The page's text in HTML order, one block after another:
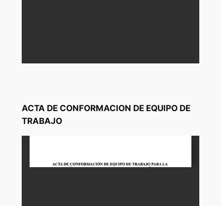
ACTA DE CONFORMACION DE EQUIPO DE
TRABAJO